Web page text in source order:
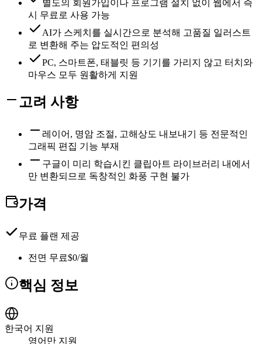
별도의 회원가입이나 프로그램 설치 없이 웹에서 즉
시 무료로 사용 가능
AI가 스케치를 실시간으로 분석해 고품질 일러스트
로 변환해 주는 압도적인 편의성
PC, 스마트폰, 태블릿 등 기기를 가리지 않고 터치와
마우스 모두 원활하게 지원
고려 사항
레이어, 명암 조절, 고해상도 내보내기 등 전문적인
그래픽 편집 기능 부재
구글이 미리 학습시킨 클립아트 라이브러리 내에서
만 변환되므로 독창적인 화풍 구현 불가
가격
무료 플랜 제공
전면 무료$0/월
핵심 정보
한국어 지원
영어만 지원